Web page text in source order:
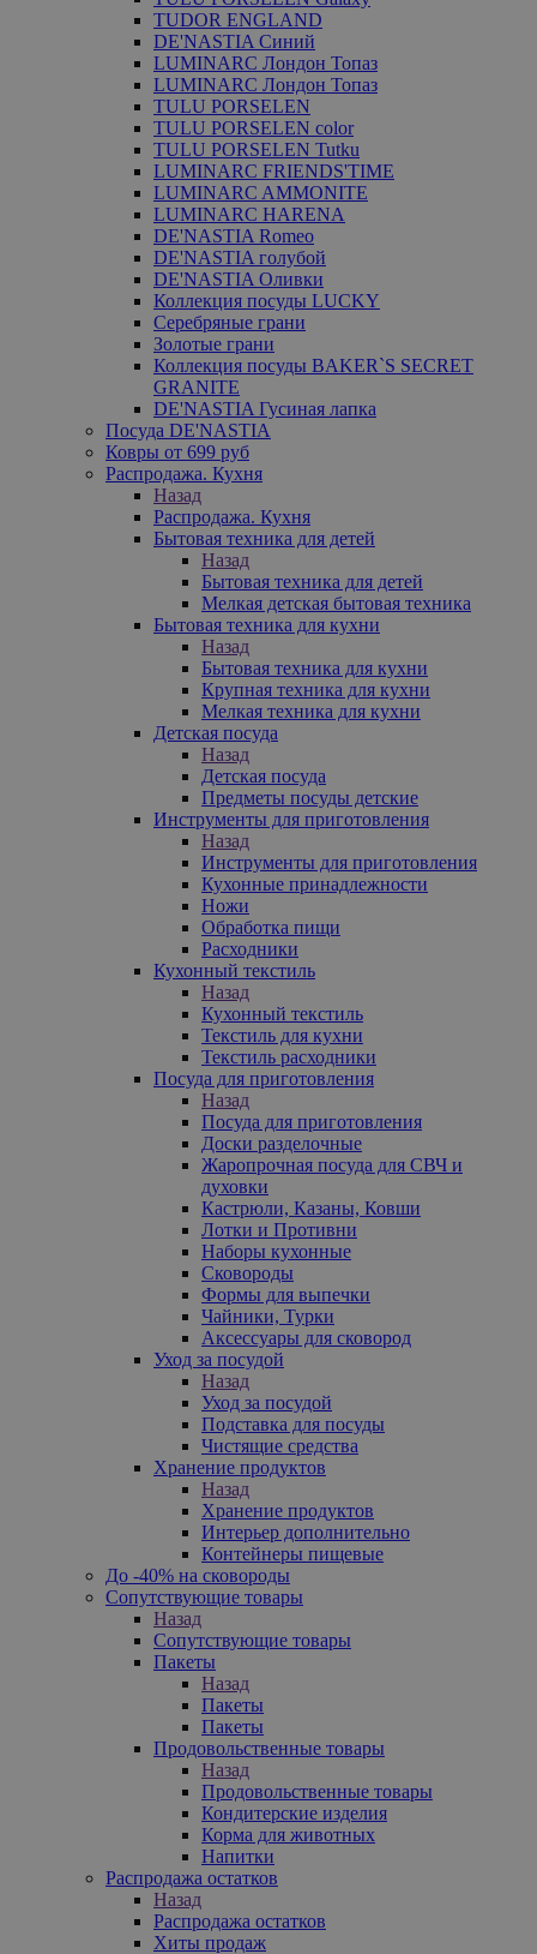
TUDOR ENGLAND
DE'NASTIA Синий
LUMINARC Лондон Топаз
LUMINARC Лондон Топаз
TULU PORSELEN
TULU PORSELEN color
TULU PORSELEN Tutku
LUMINARC FRIENDS'TIME
LUMINARC AMMONITE
LUMINARC HARENA
DE'NASTIA Romeo
DE'NASTIA голубой
DE'NASTIA Оливки
Коллекция посуды LUCKY
Серебряные грани
Золотые грани
Коллекция посуды BAKER`S SECRET
GRANITE
DE'NASTIA Гусиная лапка
Посуда DE'NASTIA
Ковры от 699 руб
Распродажа. Кухня
Назад
Распродажа. Кухня
Бытовая техника для детей
Назад
Бытовая техника для детей
Мелкая детская бытовая техника
Бытовая техника для кухни
Назад
Бытовая техника для кухни
Крупная техника для кухни
Мелкая техника для кухни
Детская посуда
Назад
Детская посуда
Предметы посуды детские
Инструменты для приготовления
Назад
Инструменты для приготовления
Кухонные принадлежности
Ножи
Обработка пищи
Расходники
Кухонный текстиль
Назад
Кухонный текстиль
Текстиль для кухни
Текстиль расходники
Посуда для приготовления
Назад
Посуда для приготовления
Доски разделочные
Жаропрочная посуда для СВЧ и
духовки
Кастрюли, Казаны, Ковши
Лотки и Противни
Наборы кухонные
Сковороды
Формы для выпечки
Чайники, Турки
Аксессуары для сковород
Уход за посудой
Назад
Уход за посудой
Подставка для посуды
Чистящие средства
Хранение продуктов
Назад
Хранение продуктов
Интерьер дополнительно
Контейнеры пищевые
До -40% на сковороды
Сопутствующие товары
Назад
Сопутствующие товары
Пакеты
Назад
Пакеты
Пакеты
Продовольственные товары
Назад
Продовольственные товары
Кондитерские изделия
Корма для животных
Напитки
Распродажа остатков
Назад
Распродажа остатков
Хиты продаж